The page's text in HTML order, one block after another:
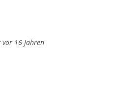
16 Jahren